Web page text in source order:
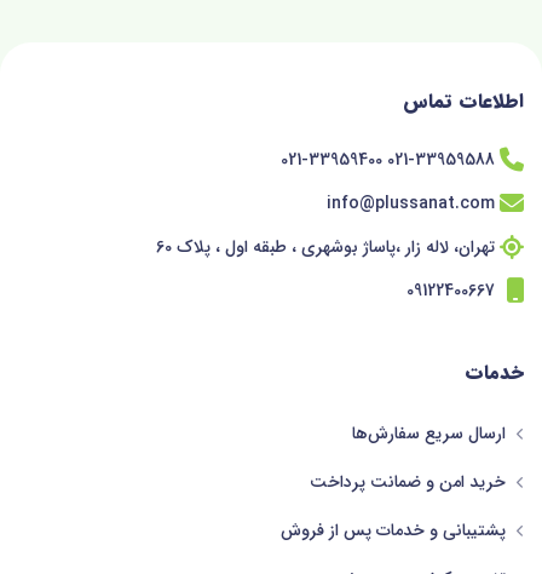
اطلاعات تماس
021-33959588 021-33959400
info@plussanat.com
تهران، لاله زار ،پاساژ بوشهری ، طبقه اول ، پلاک 60
09122400667
خدمات
ارسال سریع سفارش‌ها
خرید امن و ضمانت پرداخت
پشتیبانی و خدمات پس از فروش